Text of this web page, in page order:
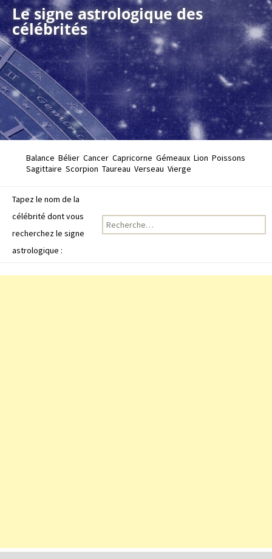
Le signe astrologique des
célébrités
Balance Bélier Cancer Capricorne Gémeaux Lion Poissons
Sagittaire Scorpion Taureau Verseau Vierge
Tapez le nom de la
célébrité dont vous
recherchez le signe
astrologique :
Recherche pour :